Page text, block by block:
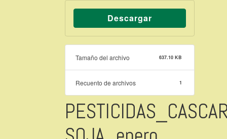
Descargar
Tamaño del archivo 637.10 KB
Recuento de archivos 1